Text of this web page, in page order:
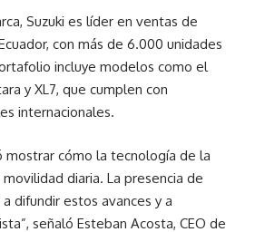
Suzuki es líder en ventas de
con más de 6.000 unidades
incluye modelos como el
y XL7, que cumplen con
internacionales.
mostrar cómo la tecnología de la
movilidad diaria. La presencia de
difundir estos avances y a
señaló Esteban Acosta, CEO de